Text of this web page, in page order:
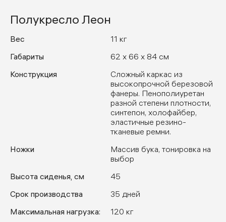
Полукресло Леон
Вес
11 кг
Габариты
62 x 66 x 84 см
Конструкция
Сложный каркас из
высокопрочной березовой
фанеры. Пенополиуретан
разной степени плотности,
синтепон, холофайбер,
эластичные резино-
тканевые ремни.
Ножки
Массив бука, тонировка на
выбор
Высота сиденья, см
45
Срок производства
35 дней
Максимальная нагрузка:
120 кг